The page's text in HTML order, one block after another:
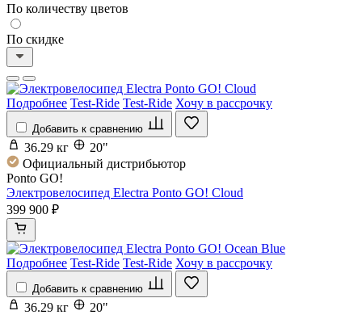
По количеству цветов
По скидке
Подробнее Test-Ride Test-Ride Хочу в рассрочку
Добавить к сравнению
36.29 кг
20"
Официальный дистрибьютор
Ponto GO!
Электровелосипед Electra Ponto GO! Cloud
399 900 ₽
Подробнее Test-Ride Test-Ride Хочу в рассрочку
Добавить к сравнению
36.29 кг
20"